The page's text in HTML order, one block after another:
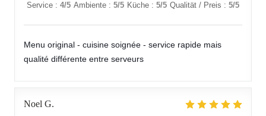
Service : 4/5 Ambiente : 5/5 Küche : 5/5 Qualität / Preis : 5/5
Menu original - cuisine soignée - service rapide mais
qualité différente entre serveurs
Noel G